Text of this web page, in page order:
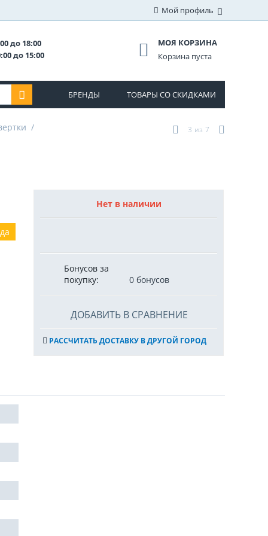
Мой профиль
до 18:00
до 15:00
МОЯ КОРЗИНА
Корзина пуста
БРЕНДЫ ТОВАРЫ СО СКИДКАМИ
/ 3 из 7
Нет в наличии
Бонусов за
покупку:
0 бонусов
ДОБАВИТЬ В СРАВНЕНИЕ
РАССЧИТАТЬ ДОСТАВКУ В ДРУГОЙ ГОРОД